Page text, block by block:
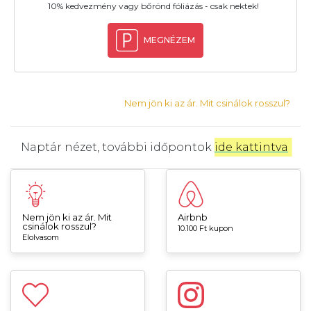
10% kedvezmény vagy bőrönd fóliázás - csak nektek!
MEGNÉZEM
Nem jön ki az ár. Mit csinálok rosszul?
Naptár nézet, további időpontok ide kattintva
Nem jön ki az ár. Mit
csinálok rosszul?
Elolvasom
Airbnb
10.100 Ft kupon